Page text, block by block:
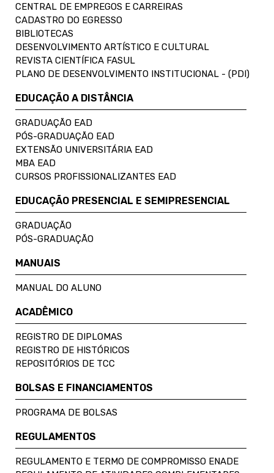
CENTRAL DE EMPREGOS E CARREIRAS
CADASTRO DO EGRESSO
BIBLIOTECAS
DESENVOLVIMENTO ARTÍSTICO E CULTURAL
REVISTA CIENTÍFICA FASUL
PLANO DE DESENVOLVIMENTO INSTITUCIONAL - (PDI)
EDUCAÇÃO A DISTÂNCIA
GRADUAÇÃO EAD
PÓS-GRADUAÇÃO EAD
EXTENSÃO UNIVERSITÁRIA EAD
MBA EAD
CURSOS PROFISSIONALIZANTES EAD
EDUCAÇÃO PRESENCIAL E SEMIPRESENCIAL
GRADUAÇÃO
PÓS-GRADUAÇÃO
MANUAIS
MANUAL DO ALUNO
ACADÊMICO
REGISTRO DE DIPLOMAS
REGISTRO DE HISTÓRICOS
REPOSITÓRIOS DE TCC
BOLSAS E FINANCIAMENTOS
PROGRAMA DE BOLSAS
REGULAMENTOS
REGULAMENTO E TERMO DE COMPROMISSO ENADE